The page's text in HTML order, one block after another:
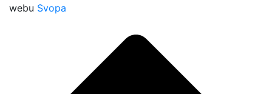
webu Svopa